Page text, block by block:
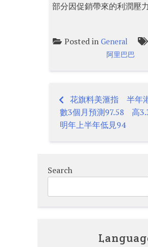
部分因促銷帶來的利潤壓力
Posted inGeneral
阿里巴巴
Post
navigation
花旗料美滙指
數3個月預測97.58
明年上半年低見94
半年
高
Search